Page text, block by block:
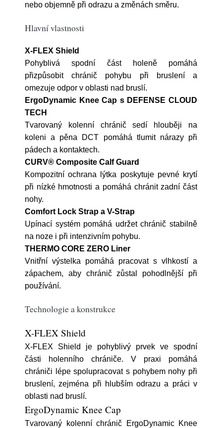
nebo objemně při odrazu a změnách směru.
Hlavní vlastnosti
X-FLEX Shield
Pohyblivá spodní část holeně pomáhá
přizpůsobit chránič pohybu při bruslení a
omezuje odpor v oblasti nad bruslí.
ErgoDynamic Knee Cap s DEFENSE CLOUD
TECH
Tvarovaný kolenní chránič sedí hlouběji na
koleni a pěna DCT pomáhá tlumit nárazy při
pádech a kontaktech.
CURV® Composite Calf Guard
Kompozitní ochrana lýtka poskytuje pevné krytí
při nízké hmotnosti a pomáhá chránit zadní část
nohy.
Comfort Lock Strap a V-Strap
Upínací systém pomáhá udržet chránič stabilně
na noze i při intenzivním pohybu.
THERMO CORE ZERO Liner
Vnitřní výstelka pomáhá pracovat s vlhkostí a
zápachem, aby chránič zůstal pohodlnější při
používání.
Technologie a konstrukce
X-FLEX Shield
X-FLEX Shield je pohyblivý prvek ve spodní
části holenního chrániče. V praxi pomáhá
chrániči lépe spolupracovat s pohybem nohy při
bruslení, zejména při hlubším odrazu a práci v
oblasti nad bruslí.
ErgoDynamic Knee Cap
Tvarovaný kolenní chránič ErgoDynamic Knee